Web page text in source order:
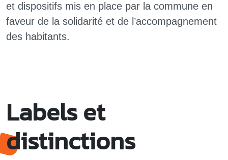
et dispositifs mis en place par la commune en
faveur de la solidarité et de l’accompagnement
des habitants.
Labels et
distinctions